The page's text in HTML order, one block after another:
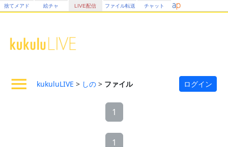
捨てメアド 絵チャ LIVE配信 ファイル転送 チャット
kukuluLIVE > しの > ファイル ログイン
1
1